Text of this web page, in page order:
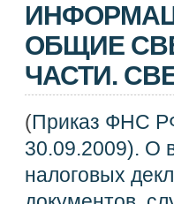
ОБЩИЕ
ЧАСТИ.
(Приказ ФНС
30.09.2009). О
налоговых